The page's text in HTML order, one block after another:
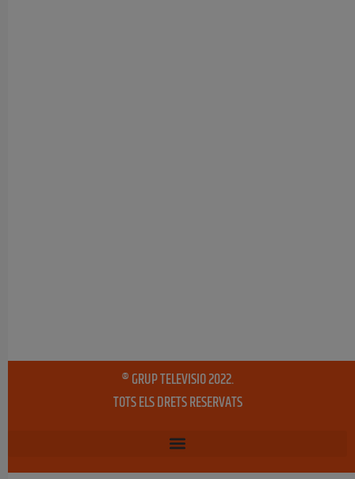
® GRUP TELEVISIO 2022.
TOTS ELS DRETS RESERVATS